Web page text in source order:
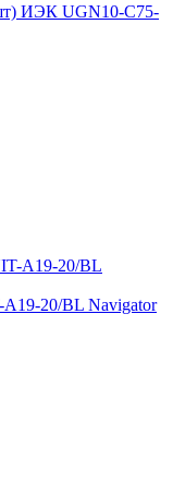
ИЭК UGN10-C75-
20/BL Navigator